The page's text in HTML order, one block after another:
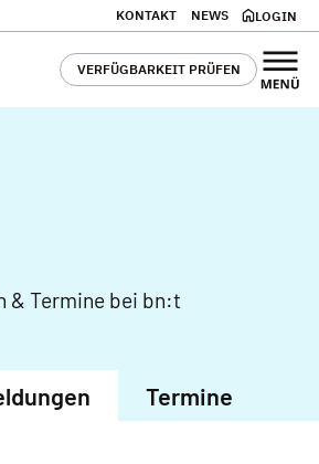
KONTAKT NEWS LOGIN
VERFÜGBARKEIT PRÜFEN
& Termine bei bn:t
Termine